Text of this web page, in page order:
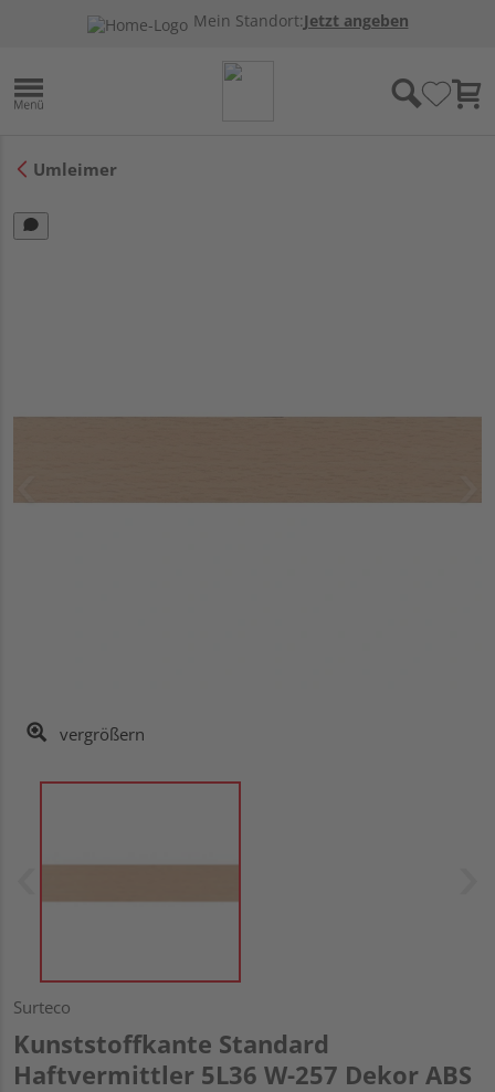
Mein Standort:Jetzt angeben
Umleimer
vergrößern
Surteco
Kunststoffkante Standard
Haftvermittler 5L36 W-257 Dekor ABS